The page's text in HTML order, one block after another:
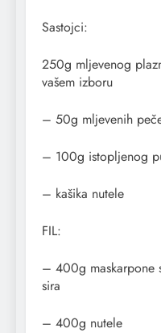
Sastojci:
250g mljevenog
vašem izboru
– 50g mljevenih
– 100g istopljenog
– kašika nutele
FIL:
– 400g maskarpone
sira
– 400g nutele